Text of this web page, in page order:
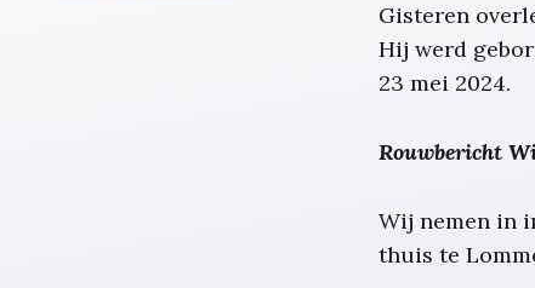
Gisteren
Hij werd
23 mei 2024.
Rouwbericht
Wij nemen in
thuis te